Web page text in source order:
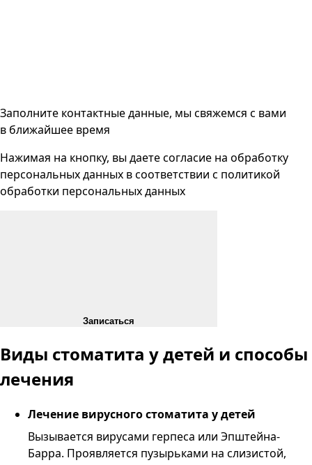
Заполните контактные данные, мы свяжемся с вами
в ближайшее время
Нажимая на кнопку, вы даете согласие на обработку
персональных данных в соответствии с политикой
обработки персональных данных
Записаться
Виды стоматита у детей и способы
лечения
Лечение вирусного стоматита у детей
Вызывается вирусами герпеса или Эпштейна-
Барра. Проявляется пузырьками на слизистой,